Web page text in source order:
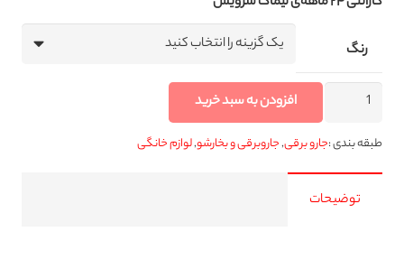
رنگ
جاروبرقی
وات
افزودن به سبد خرید
طبقه بندی :جارو برقی,جاروبرقی و بخارشو,لوازم خانگی
توضیحات